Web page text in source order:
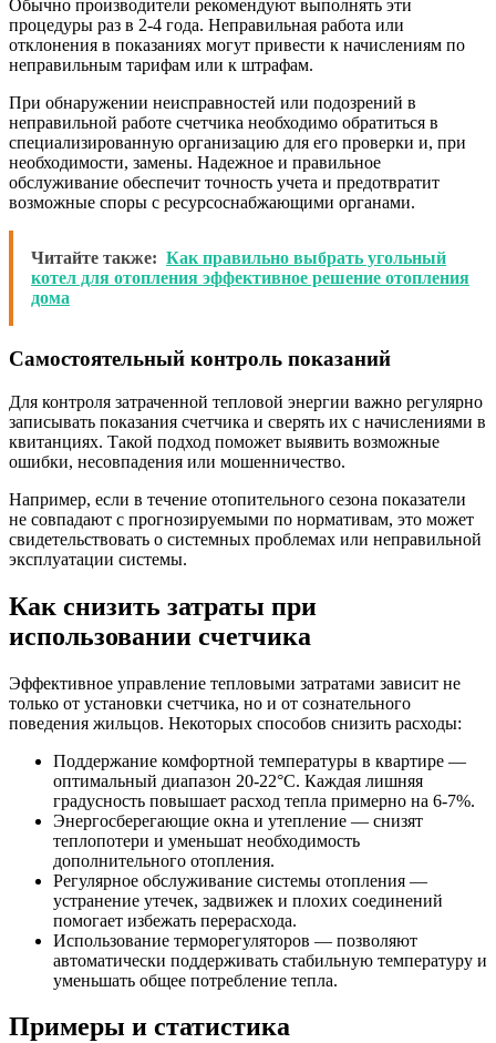
Обычно производители рекомендуют выполнять эти
процедуры раз в 2-4 года. Неправильная работа или
отклонения в показаниях могут привести к начислениям по
неправильным тарифам или к штрафам.
При обнаружении неисправностей или подозрений в
неправильной работе счетчика необходимо обратиться в
специализированную организацию для его проверки и, при
необходимости, замены. Надежное и правильное
обслуживание обеспечит точность учета и предотвратит
возможные споры с ресурсоснабжающими органами.
Читайте также: Как правильно выбрать угольный
котел для отопления эффективное решение отопления
дома
Самостоятельный контроль показаний
Для контроля затраченной тепловой энергии важно регулярно
записывать показания счетчика и сверять их с начислениями в
квитанциях. Такой подход поможет выявить возможные
ошибки, несовпадения или мошенничество.
Например, если в течение отопительного сезона показатели
не совпадают с прогнозируемыми по нормативам, это может
свидетельствовать о системных проблемах или неправильной
эксплуатации системы.
Как снизить затраты при
использовании счетчика
Эффективное управление тепловыми затратами зависит не
только от установки счетчика, но и от сознательного
поведения жильцов. Некоторых способов снизить расходы:
Поддержание комфортной температуры в квартире —
оптимальный диапазон 20-22°C. Каждая лишняя
градусность повышает расход тепла примерно на 6-7%.
Энергосберегающие окна и утепление — снизят
теплопотери и уменьшат необходимость
дополнительного отопления.
Регулярное обслуживание системы отопления —
устранение утечек, задвижек и плохих соединений
помогает избежать перерасхода.
Использование терморегуляторов — позволяют
автоматически поддерживать стабильную температуру и
уменьшать общее потребление тепла.
Примеры и статистика